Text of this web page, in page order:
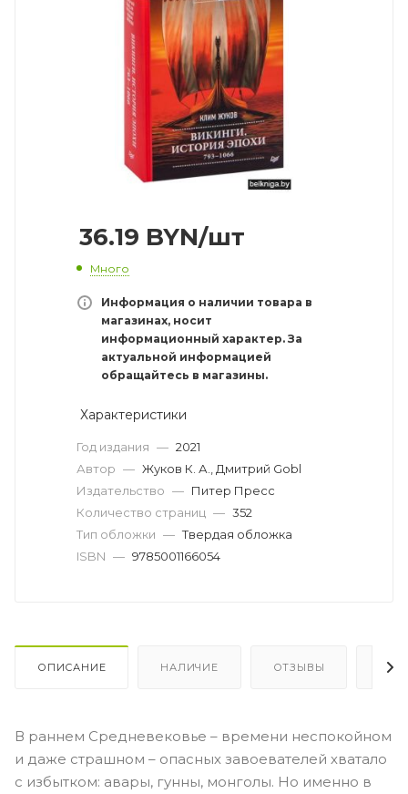
36.19 BYN/шт
Много
Информация о наличии товара в
магазинах, носит
информационный характер. За
актуальной информацией
обращайтесь в магазины.
Характеристики
Год издания — 2021
Автор — Жуков К. А., Дмитрий Gobl
Издательство — Питер Пресс
Количество страниц — 352
Тип обложки — Твердая обложка
ISBN — 9785001166054
ОПИСАНИЕ НАЛИЧИЕ ОТЗЫВЫ
В раннем Средневековье – времени неспокойном
и даже страшном – опасных завоевателей хватало
с избытком: авары, гунны, монголы. Но именно в